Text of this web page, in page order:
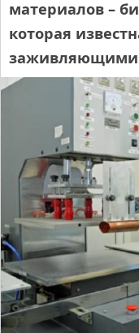
материалов –
которая
заживляющими